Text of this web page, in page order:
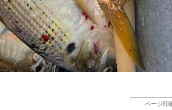
ページ印